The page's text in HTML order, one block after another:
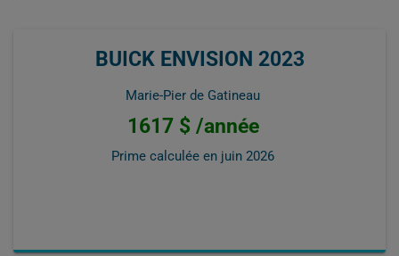
BUICK ENVISION 2023
Marie-Pier de Gatineau
1617 $ /année
Prime calculée en juin 2026